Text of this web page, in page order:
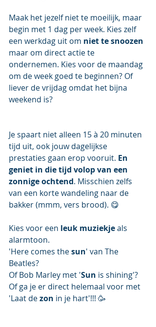
Maak het jezelf niet te moeilijk, maar
begin met 1 dag per week. Kies zelf
een werkdag uit om niet te snoozen
maar om direct actie te
ondernemen. Kies voor de maandag
om de week goed te beginnen? Of
liever de vrijdag omdat het bijna
weekend is?
Je spaart niet alleen 15 à 20 minuten
tijd uit, ook jouw dagelijkse
prestaties gaan erop vooruit. En
geniet in die tijd volop van een
zonnige ochtend. Misschien zelfs
van een korte wandeling naar de
bakker (mmm, vers brood). 😋
Kies voor een leuk muziekje als
alarmtoon.
'Here comes the sun' van The
Beatles?
Of Bob Marley met 'Sun is shining'?
Of ga je er direct helemaal voor met
'Laat de zon in je hart'!!! 🥳